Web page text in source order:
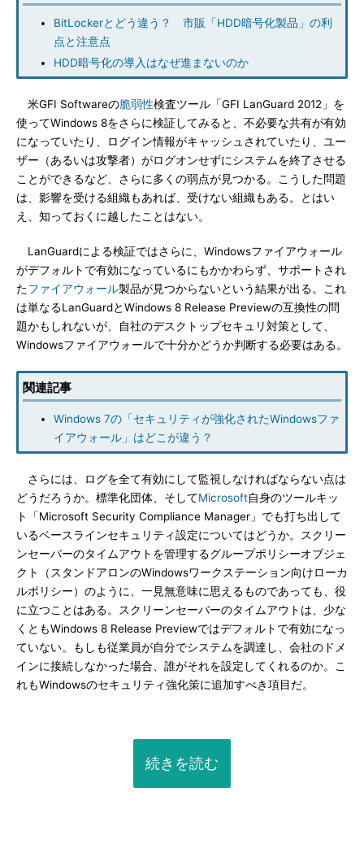
BitLockerとどう違う？ 市販「HDD暗号化製品」の利
点と注意点
HDD暗号化の導入はなぜ進まないのか
米GFI Softwareの脆弱性検査ツール「GFI LanGuard 2012」を
使ってWindows 8をさらに検証してみると、不必要な共有が有効
になっていたり、ログイン情報がキャッシュされていたり、ユー
ザー（あるいは攻撃者）がログオンせずにシステムを終了させる
ことができるなど、さらに多くの弱点が見つかる。こうした問題
は、影響を受ける組織もあれば、受けない組織もある。とはい
え、知っておくに越したことはない。
LanGuardによる検証ではさらに、Windowsファイアウォール
がデフォルトで有効になっているにもかかわらず、サポートされ
たファイアウォール製品が見つからないという結果が出る。これ
は単なるLanGuardとWindows 8 Release Previewの互換性の問
題かもしれないが、自社のデスクトップセキュリ対策として、
Windowsファイアウォールで十分かどうか判断する必要はある。
関連記事
Windows 7の「セキュリティが強化されたWindowsファ
イアウォール」はどこが違う？
さらには、ログを全て有効にして監視しなければならない点は
どうだろうか。標準化団体、そしてMicrosoft自身のツールキッ
ト「Microsoft Security Compliance Manager」でも打ち出して
いるベースラインセキュリティ設定についてはどうか。スクリー
ンセーバーのタイムアウトを管理するグループポリシーオブジェ
クト（スタンドアロンのWindowsワークステーション向けローカ
ルポリシー）のように、一見無意味に思えるものであっても、役
に立つことはある。スクリーンセーバーのタイムアウトは、少な
くともWindows 8 Release Previewではデフォルトで有効になっ
ていない。もしも従業員が自分でシステムを調達し、会社のドメ
インに接続しなかった場合、誰がそれを設定してくれるのか。こ
れもWindowsのセキュリティ強化策に追加すべき項目だ。
続きを読む